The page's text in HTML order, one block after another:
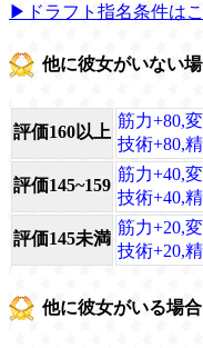
▶ドラフト指名条件は
他に彼女がいない
評価160以上
筋力+80,
技術+80,
評価145~159
筋力+40,
技術+40,
評価145未満
筋力+20,
技術+20,
他に彼女がいる場合